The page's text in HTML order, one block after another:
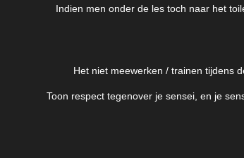
Indien men onder de les toch naar het
Het niet meewerken / trainen tijdens
Toon respect tegenover je sensei, en je